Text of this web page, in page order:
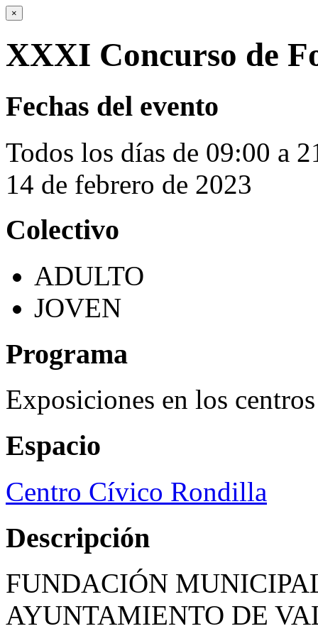
×
XXXI Concurso de
Fechas del evento
Todos los días de 09:00 a
14 de febrero de 2023
Colectivo
ADULTO
JOVEN
Programa
Exposiciones en los
Espacio
Centro Cívico Rondilla
Descripción
FUNDACIÓN
AYUNTAMIENTO DE